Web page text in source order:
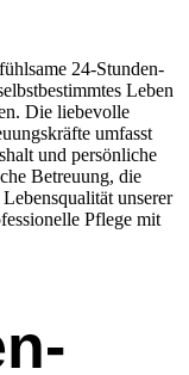
24-Stunden-
Leben
Die liebevolle
umfasst
und persönliche
Betreuung, die
unserer
Pflege mit